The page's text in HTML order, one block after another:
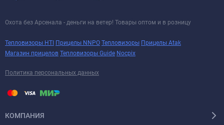
Охота без Арсенала - деньги на ветер! Товары оптом и в розницу
Тепловизоры HTI Прицелы NNPO Тепловизоры Прицелы Atak
Магазин прицелов Тепловизоры Guide Nocpix
Политика персональных данных
КОМПАНИЯ